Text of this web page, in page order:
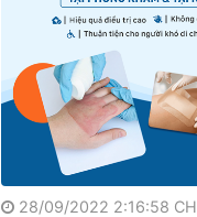
28/09/2022 2:16:58 CH